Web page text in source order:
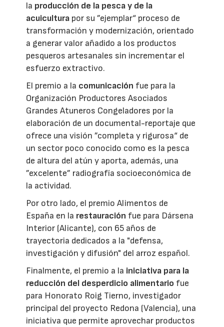
la producción de la pesca y de la
acuicultura por su ”ejemplar“ proceso de
transformación y modernización, orientado
a generar valor añadido a los productos
pesqueros artesanales sin incrementar el
esfuerzo extractivo.
El premio a la comunicación fue para la
Organización Productores Asociados
Grandes Atuneros Congeladores por la
elaboración de un documental-reportaje que
ofrece una visión ”completa y rigurosa“ de
un sector poco conocido como es la pesca
de altura del atún y aporta, además, una
”excelente” radiografía socioeconómica de
la actividad.
Por otro lado, el premio Alimentos de
España en la restauración fue para Dársena
Interior (Alicante), con 65 años de
trayectoria dedicados a la "defensa,
investigación y difusión" del arroz español.
Finalmente, el premio a la iniciativa para la
reducción del desperdicio alimentario fue
para Honorato Roig Tierno, investigador
principal del proyecto Redona (Valencia), una
iniciativa que permite aprovechar productos